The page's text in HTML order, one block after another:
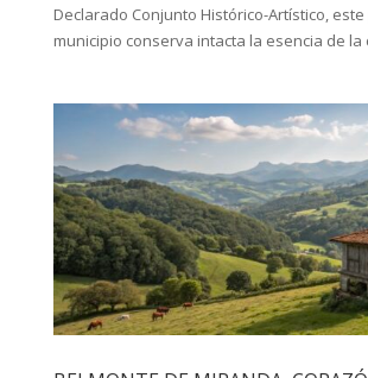
Declarado Conjunto Histórico-Artístico,
municipio conserva intacta la esencia de la